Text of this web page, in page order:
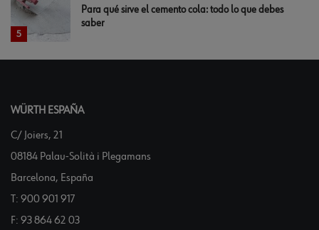
5
Para qué sirve el cemento cola: todo lo que debes
saber
WÜRTH ESPAÑA
C/ Joiers, 21
08184 Palau-Solità i Plegamans
Barcelona, España
T: 900 901 917
F: 93 864 62 03